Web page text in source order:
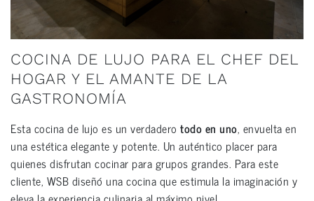
COCINA DE LUJO PARA EL CHEF DEL
HOGAR Y EL AMANTE DE LA
GASTRONOMÍA
Esta cocina de lujo es un verdadero todo en uno, envuelta en
una estética elegante y potente. Un auténtico placer para
quienes disfrutan cocinar para grupos grandes. Para este
cliente, WSB diseñó una cocina que estimula la imaginación y